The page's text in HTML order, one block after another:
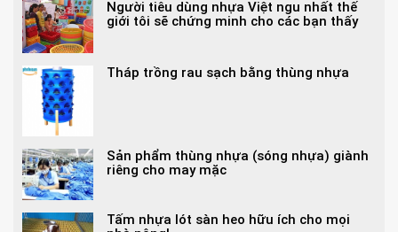
Người tiêu dùng nhựa Việt ngu nhất thế
giới tôi sẽ chứng minh cho các bạn thấy
Tháp trồng rau sạch bằng thùng nhựa
Sản phẩm thùng nhựa (sóng nhựa) giành
riêng cho may mặc
Tấm nhựa lót sàn heo hữu ích cho mọi